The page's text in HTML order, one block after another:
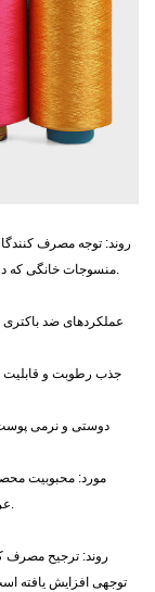
روند: توجه مصرف
منسوجات خانگی که در تماس مستقیم با پوست هستند، روز به روز بیشتر می شود.
عملکردهای ضد
جذب رطوبت و قابلیت
دوستی و نرمی
مورد: محبوبیت
عرضه شده اند به طور قابل توجهی در بازار افزایش یافته است.
روند: ترجیح مصرف
توجهی افزایش یافته